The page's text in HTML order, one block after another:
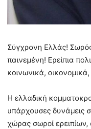
Σύγχρονη Ελλάς!
παινεμένη! Ερείπια
κοινωνικά,
Η ελλαδική
υπάρχουσες δυνάμεις
χώρας σωροί ερειπίων,